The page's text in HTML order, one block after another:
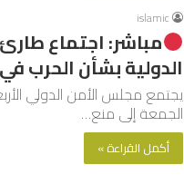
islamic
مباشر: اجتماع
الدولية بشأن الحرب
يجتمع مجلس الأمن الدولي
الجمعة إلى منع…
أكمل القراءة »